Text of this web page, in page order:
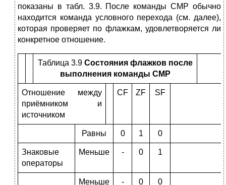
показаны в табл. 3.9. После команды СМР обычно
находится команда условного перехода (см. далее),
которая проверяет по флажкам, удовлетворяется ли
конкретное отношение.
Таблица 3.9 Состояния флажков после
выполнения команды CMP
Отношение между
приёмником и
источником
CF ZF SF
Равны 0 1 0
Знаковые
операторы
Меньше - 0 1
Меньше - 0 0